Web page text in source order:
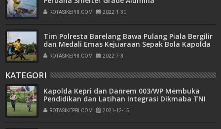
ROTASIKEPRI.COM 2022-1-30
Tim Polresta Barelang Bawa Pulang Piala Bergilir
dan Medali Emas Kejuaraan Sepak Bola Kapolda
Kepri Cup Tahun 2022
ROTASIKEPRI.COM 2022-7-3
KATEGORI
Kapolda Kepri dan Danrem 003/WP Membuka
Pendidikan dan Latihan Integrasi Dikmaba TNI
dan Diktukba Polri Tahun Anggaran 2021
ROTASIKEPRI.COM 2021-12-15